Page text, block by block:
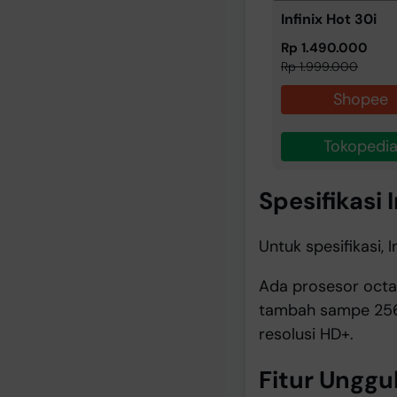
Infinix Hot 30i
Rp 1.490.000
Rp 1.999.000
Shopee
Tokopedia
Spesifikasi
Untuk spesifikasi,
Ada prosesor
tambah sampe
resolusi HD+.
Fitur